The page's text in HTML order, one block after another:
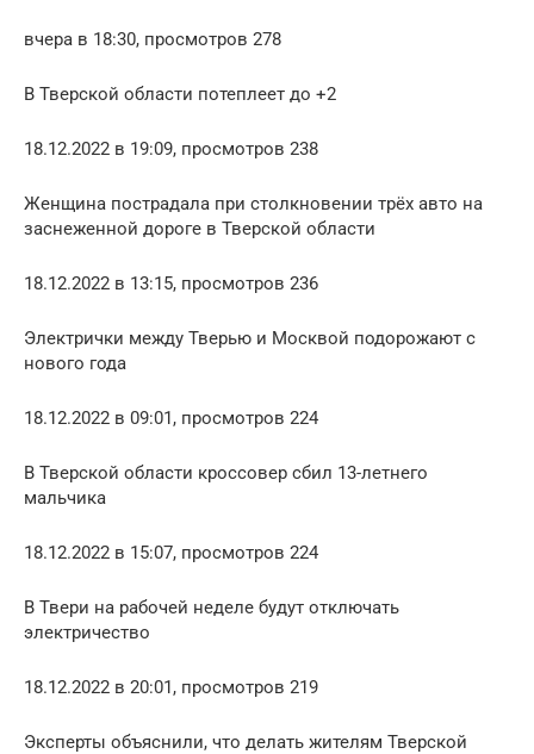
вчера в 18:30, просмотров 278
В Тверской области потеплеет до +2
18.12.2022 в 19:09, просмотров 238
Женщина пострадала при столкновении трёх авто на
заснеженной дороге в Тверской области
18.12.2022 в 13:15, просмотров 236
Электрички между Тверью и Москвой подорожают с
нового года
18.12.2022 в 09:01, просмотров 224
В Тверской области кроссовер сбил 13-летнего
мальчика
18.12.2022 в 15:07, просмотров 224
В Твери на рабочей неделе будут отключать
электричество
18.12.2022 в 20:01, просмотров 219
Эксперты объяснили, что делать жителям Тверской